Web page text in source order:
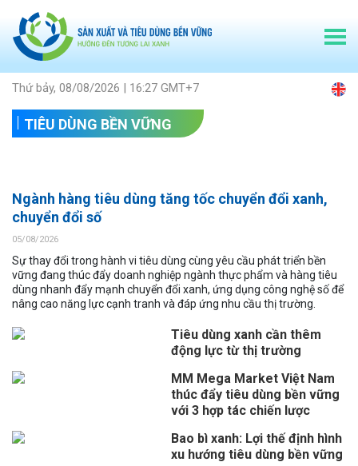
Thứ bảy, 08/08/2026 | 16:27 GMT+7
TIÊU DÙNG BỀN VỮNG
Ngành hàng tiêu dùng tăng tốc chuyển đổi xanh,
chuyển đổi số
05/08/2026
Sự thay đổi trong hành vi tiêu dùng cùng yêu cầu phát triển bền
vững đang thúc đẩy doanh nghiệp ngành thực phẩm và hàng tiêu
dùng nhanh đẩy mạnh chuyển đổi xanh, ứng dụng công nghệ số để
nâng cao năng lực cạnh tranh và đáp ứng nhu cầu thị trường.
Tiêu dùng xanh cần thêm
động lực từ thị trường
MM Mega Market Việt Nam
thúc đẩy tiêu dùng bền vững
với 3 hợp tác chiến lược
Bao bì xanh: Lợi thế định hình
xu hướng tiêu dùng bền vững